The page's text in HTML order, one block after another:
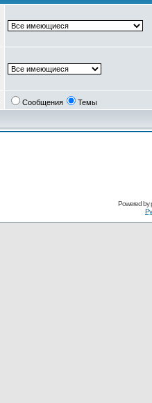
Сообщения Темы
Powered by